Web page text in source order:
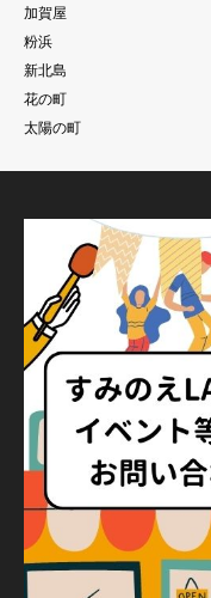
加賀屋
粉浜
新北島
花の町
太陽の町